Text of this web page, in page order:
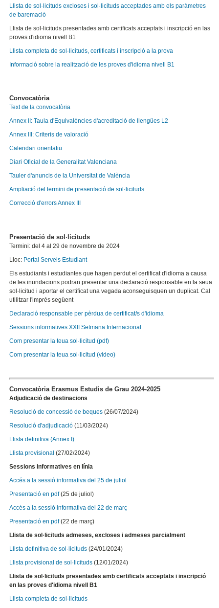
Llista de sol·licituds excloses i sol·licituds acceptades amb els paràmetres
de baremació
Llista de sol·licituds presentades amb certificats acceptats i inscripció en las
proves d'idioma nivell B1
Llista completa de sol·licituds, certificats i inscripció a la prova
Informació sobre la realització de les proves d'idioma nivell B1
Convocatòria
Text de la convocatòria
Annex II: Taula d'Equivalències d'acreditació de llengües L2
Annex III: Criteris de valoració
Calendari orientatiu
Diari Oficial de la Generalitat Valenciana
Tauler d'anuncis de la Universitat de València
Ampliació del termini de presentació de sol·licituds
Correcció d'errors Annex III
Presentació de sol·licituds
Termini: del 4 al 29 de novembre de 2024
Lloc: Portal Serveis Estudiant
Els estudiants i estudiantes que hagen perdut el certificat d'idioma a causa
de les inundacions podran presentar una declaració responsable en la seua
sol·licitud i aportar el certificat una vegada aconseguisquen un duplicat. Cal
utilitzar l'imprés següent
Declaració responsable per pèrdua de certificat/s d'idioma
Sessions informatives XXII Setmana Internacional
Com presentar la teua sol·licitud (pdf)
Com presentar la teua sol·licitud (video)
Convocatòria Erasmus Estudis de Grau 2024-2025
Adjudicació de destinacions
Resolució de concessió de beques (26/07/2024)
Resolució d'adjudicació(11/03/2024)
Llista definitiva (Annex I)
Llista provisional (27/02/2024)
Sessions informatives en línia
Accés a la sessió informativa del 25 de juliol
Presentació en pdf(25 de juliol)
Accés a la sessió informativa del 22 de març
Presentació en pdf(22 de març)
Llista de sol·licituds admeses, excloses i admeses parcialment
Llista definitiva de sol·licituds (24/01/2024)
Llista provisional de sol·licituds (12/01/2024)
Llista de sol·licituds presentades amb certificats acceptats i inscripció
en las proves d'idioma nivell B1
Llista completa de sol·licituds